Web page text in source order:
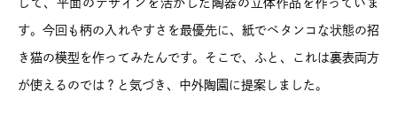
して、平面のデザインを活かした陶器の立体作品を作っていま
す。今回も柄の入れやすさを最優先に、紙でペタンコな状態の招
き猫の模型を作ってみたんです。そこで、ふと、これは裏表両方
が使えるのでは？と気づき、中外陶園に提案しました。